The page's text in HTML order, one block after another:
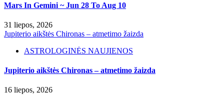
Mars In Gemini ~ Jun 28 To Aug 10
31 liepos, 2026
Jupiterio aikštės Chironas – atmetimo žaizda
ASTROLOGINĖS NAUJIENOS
Jupiterio aikštės Chironas – atmetimo žaizda
16 liepos, 2026